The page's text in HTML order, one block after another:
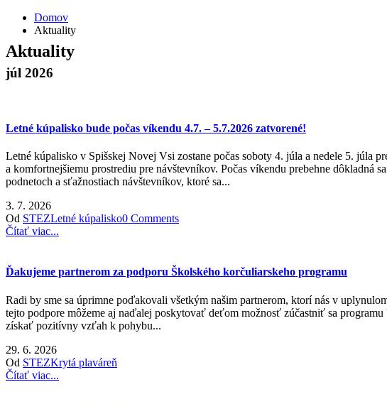
Domov
Aktuality
Aktuality
júl 2026
Letné kúpalisko bude počas víkendu 4.7. – 5.7.2026 zatvorené!
Letné kúpalisko v Spišskej Novej Vsi zostane počas soboty 4. júla a nedele 5. júla
a komfortnejšiemu prostrediu pre návštevníkov. Počas víkendu prebehne dôkladná
podnetoch a sťažnostiach návštevníkov, ktoré sa...
3. 7. 2026
Od STEZLetné kúpalisko0 Comments
Čítať viac...
Ďakujeme partnerom za podporu Školského korčuliarskeho programu
Radi by sme sa úprimne poďakovali všetkým našim partnerom, ktorí nás v
tejto podpore môžeme aj naďalej poskytovať deťom možnosť zúčastniť sa
získať pozitívny vzťah k pohybu...
29. 6. 2026
Od STEZKrytá plaváreň
Čítať viac...